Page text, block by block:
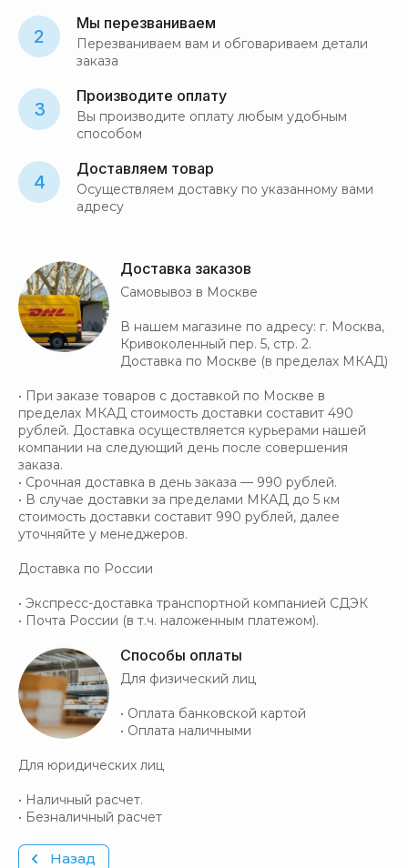
2
Мы перезваниваем
Перезваниваем вам и обговариваем детали
заказа
3
Производите оплату
Вы производите оплату любым удобным
способом
4
Доставляем товар
Осуществляем доставку по указанному вами
адресу
Доставка заказов
Самовывоз в Москве
В нашем магазине по адресу: г. Москва,
Кривоколенный пер. 5, стр. 2.
Доставка по Москве (в пределах МКАД)
• При заказе товаров с доставкой по Москве в
пределах МКАД стоимость доставки составит 490
рублей. Доставка осуществляется курьерами нашей
компании на следующий день после совершения
заказа.
• Срочная доставка в день заказа — 990 рублей.
• В случае доставки за пределами МКАД до 5 км
стоимость доставки составит 990 рублей, далее
уточняйте у менеджеров.
Доставка по России
• Экспресс-доставка транспортной компанией СДЭК
• Почта России (в т.ч. наложенным платежом).
Способы оплаты
Для физический лиц
• Оплата банковской картой
• Оплата наличными
Для юридических лиц
• Наличный расчет.
• Безналичный расчет
Назад